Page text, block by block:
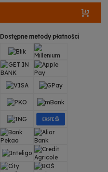
Dostępne metody płatności